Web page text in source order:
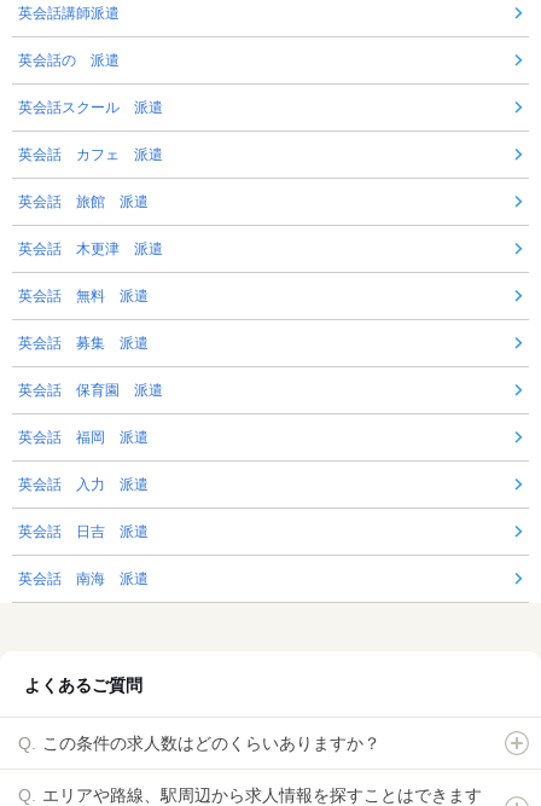
英会話講師派遣
英会話の 派遣
英会話スクール 派遣
英会話 カフェ 派遣
英会話 旅館 派遣
英会話 木更津 派遣
英会話 無料 派遣
英会話 募集 派遣
英会話 保育園 派遣
英会話 福岡 派遣
英会話 入力 派遣
英会話 日吉 派遣
英会話 南海 派遣
よくあるご質問
この条件の求人数はどのくらいありますか？
エリアや路線、駅周辺から求人情報を探すことはできます